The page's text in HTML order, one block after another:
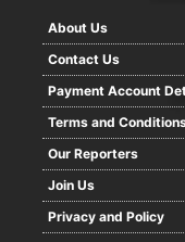
About Us
Contact Us
Payment Account
Terms and
Our Reporters
Join Us
Privacy and Policy